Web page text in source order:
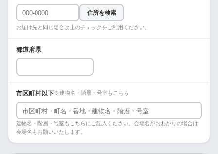
住所を検索
お届け先と同じ場合は上のチェックをご利用ください。
都道府県
市区町村以下※建物名・階層・号室もこちら
建物名・階層・号室もこちらにご記入ください。会場名がおわかりの場合は
会場名もお願いいたします。